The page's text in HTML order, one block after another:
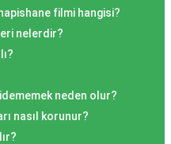
filmi hangisi?
nelerdir?
neden olur?
nasıl korunur?